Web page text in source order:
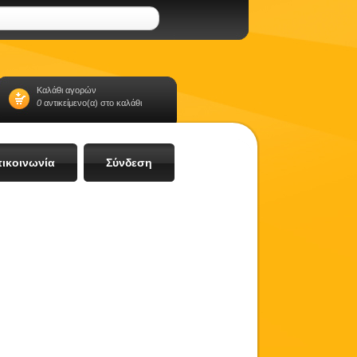
Καλάθι αγορών
0 αντικείμενο(α) στο καλάθι
Σύνδεση